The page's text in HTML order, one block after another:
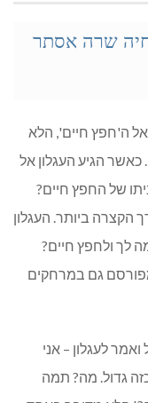
חיה שרה אסתר
אל ה'חפץ חיים', הלא
כאשר הגיע העגלון אל
של החפץ חיים?
הקצרה ביותר. העגלון
לך ולחפץ חיים?
גם במרחקים
לעגלון – אני
גדול. מה? תמה